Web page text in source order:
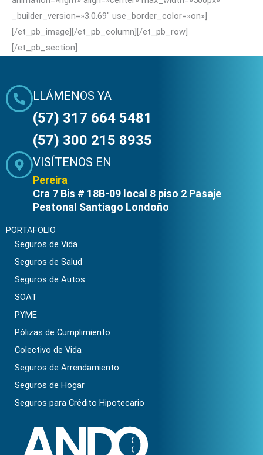
_builder_version=»3.0.69″ use_border_color=»on»]
[/et_pb_image][/et_pb_column][/et_pb_row]
[/et_pb_section]
LLÁMENOS YA
(57) 317 664 5481
(57) 300 215 8935
VISÍTENOS EN
Pereira
Cra 7 Bis # 18B-09 local 8 piso 2 Pasaje
Peatonal Santiago Londoño
PORTAFOLIO
Seguros de Vida
Seguros de Salud
Seguros de Autos
SOAT
PYME
Pólizas de Cumplimiento
Colectivo de Vida
Seguros de Arrendamiento
Seguros de Hogar
Seguros para Crédito Hipotecario